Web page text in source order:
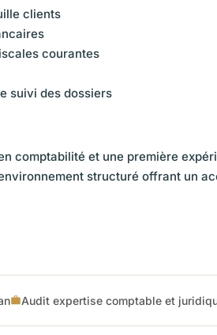
clients
courantes
suivi des dossiers
comptabilité et une première
structuré offrant un
Audit expertise comptable et